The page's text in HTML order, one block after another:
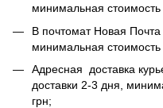
минимальная стоимость
В почтомат Новая Почта
минимальная стоимость
Адресная доставка
доставки 2-3 дня,
грн;